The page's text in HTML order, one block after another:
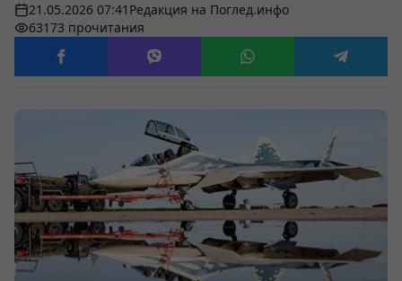
21.05.2026 07:41 Редакция на Поглед.инфо
63173 прочитания